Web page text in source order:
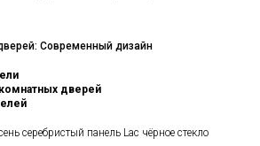
Современный дизайн
дверей
серебристый панель Lac чёрное стекло